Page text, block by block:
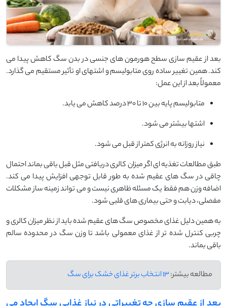
بعد از عقیم سازی سطح هورمون های جنسی در بدن سگ کاهش پیدا می
کند. همین تغییر ساده روی متابولیسم و اشتهای او تأثیر مستقیم می گذارد.
معمولاً بعد از این عمل:
متابولیسم پایه بین ۱۰ تا ۳۰ درصد کاهش می یابد.
اشتها بیشتر می شود.
نیاز روزانه به انرژی کمتر از قبل می شود.
طبق مطالعات تغذیه ای اگر میزان کالری دریافتی مثل قبل باقی بماند احتمال
چاقی در سگ های عقیم شده به طور قابل توجهی افزایش پیدا می کند.
اضافه وزن هم فقط یک مسئله ظاهری نیست و می تواند زمینه ساز مشکلات
مفصلی، دیابت و حتی بیماری های قلبی شود.
به همین دلیل غذای مخصوص سگ های عقیم شده باید از نظر میزان کالری و
چربی کنترل شده تر از غذای معمولی باشد تا وزن سگ در محدوده سالم
باقی بماند.
مطالعه بیشتر:13 انتخاب برتر غذای خشک برای سگ